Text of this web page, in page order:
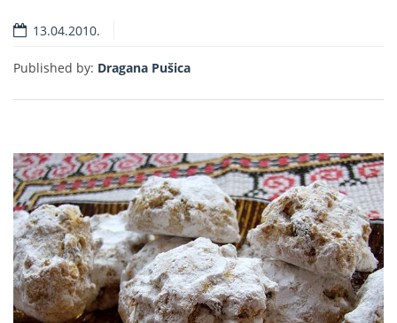
13.04.2010.
Published by: Dragana Pušica